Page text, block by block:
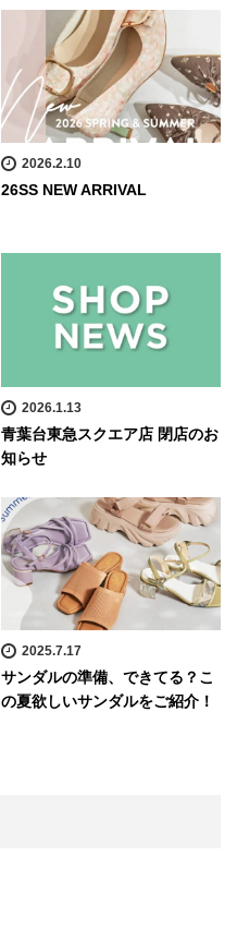
2026.2.10
26SS NEW ARRIVAL
2026.1.13
青葉台東急スクエア店 閉店のお
知らせ
2025.7.17
サンダルの準備、できてる？こ
の夏欲しいサンダルをご紹介！